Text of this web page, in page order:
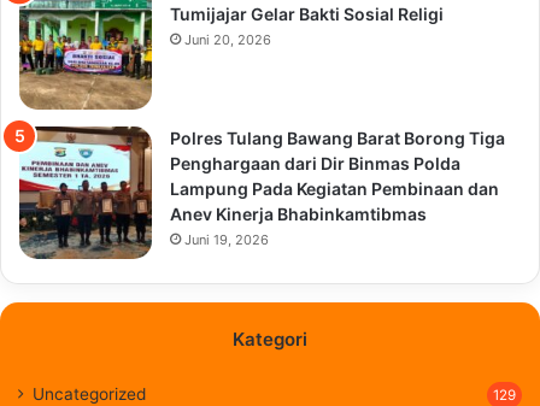
Tumijajar Gelar Bakti Sosial Religi
Juni 20, 2026
Polres Tulang Bawang Barat Borong Tiga
Penghargaan dari Dir Binmas Polda
Lampung Pada Kegiatan Pembinaan dan
Anev Kinerja Bhabinkamtibmas
Juni 19, 2026
Kategori
Uncategorized 129